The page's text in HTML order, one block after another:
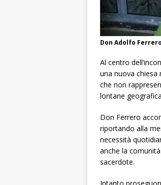
Don Adolfo Ferrero
Al centro
una nuova chiesa
che non
lontane
Don Ferrero
riportando alla
necessità
anche la
sacerdote.